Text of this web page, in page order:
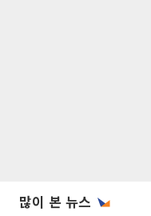
많이 본 뉴스